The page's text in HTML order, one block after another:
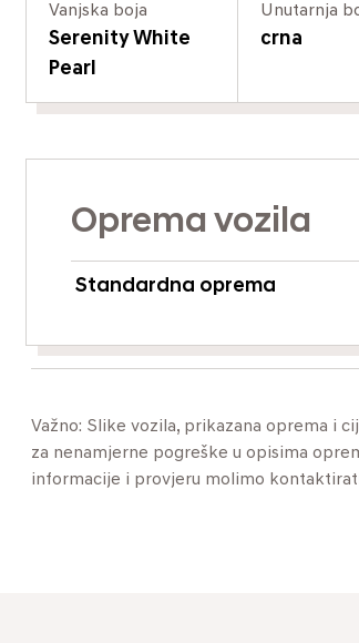
Vanjska boja
Serenity White
Pearl
Unutarnja
crna
Oprema vozila
Standardna oprema
Važno: Slike vozila, prikazana oprema i
za nenamjerne pogreške u opisima
informacije i provjeru molimo